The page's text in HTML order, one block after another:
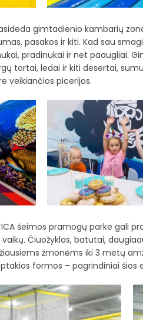
gimtadienio kambarių
pasakos ir kiti. Kad sau
pradinukai ir net paaugliai.
tortai, ledai ir kiti desertai,
veikiančios picerijos.
šeimos pramogų parke gali
Čiuožyklos, batutai,
žmonėms iki 3 metų
formos – pagrindiniai šios